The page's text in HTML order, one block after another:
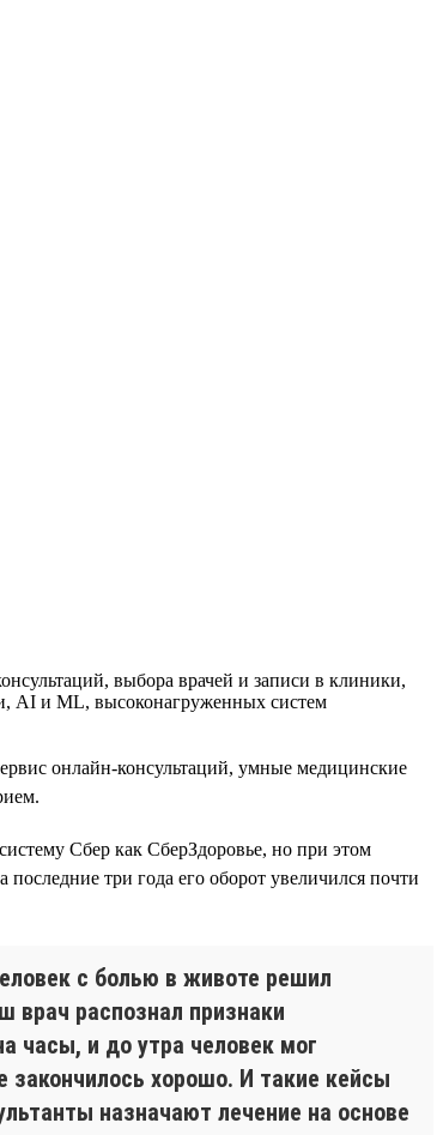
выбора врачей и записи в клиники,
AI и ML, высоконагруженных систем
онлайн-консультаций, умные медицинские
Сбер как СберЗдоровье, но при этом
три года его оборот увеличился почти
с болью в животе решил
врач распознал признаки
часы, и до утра человек мог
закончилось хорошо. И такие кейсы
назначают лечение на основе